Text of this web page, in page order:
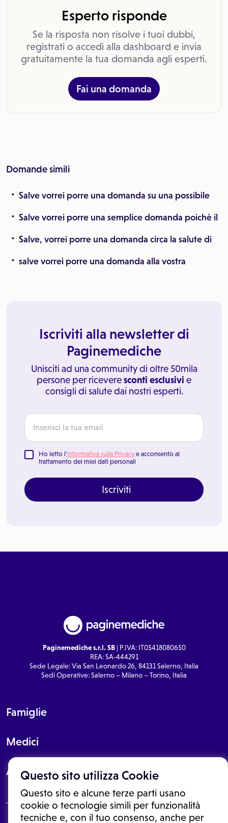
Questo sito utilizza Cookie
Questo sito e alcune terze parti usano
cookie o tecnologie simili per funzionalità
tecniche e, con il tuo consenso, anche per
Esperto risponde
Se la risposta non risolve i tuoi dubbi,
registrati o accedi alla dashboard e invia
gratuitamente la tua domanda agli esperti.
Fai una domanda
Domande simili
Salve vorrei porre una domanda su una possibile
Salve vorrei porre una semplice domanda poichè il
Salve, vorrei porre una domanda circa la salute di
salve vorrei porre una domanda alla vostra
Iscriviti alla newsletter di
Paginemediche
Unisciti ad una community di oltre 50mila
persone per riceveresconti esclusivi e
consigli di salute dai nostri esperti.
Ho letto l'Informativa sulla Privacy e acconsento al
trattamento dei miei dati personali
Iscriviti
Paginemediche s.r.l. SB| P.IVA: IT05418080650
REA: SA-444291
Sede Legale: Via San Leonardo 26, 84131 Salerno, Italia
Sedi Operative: Salerno – Milano – Torino, Italia
Famiglie
Medici
About